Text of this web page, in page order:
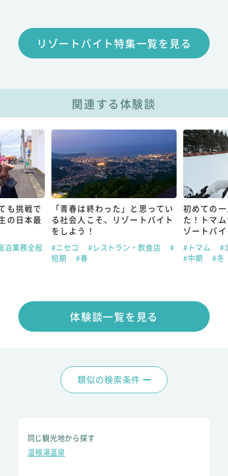
リゾートバイト特集一覧を見る
関連する体験談
も挑戦で
の日本最
泊業務全般
「青春は終わった」と思ってい
る社会人こそ、リゾートバイト
をしよう！
#ニセコ #レストラン・飲食店
#
短期
#春
初めての
た！トマ
ゾートバ
#トマム
#
#中期
#冬
体験談一覧を見る
類似の検索条件
同じ観光地から探す
温根湯温泉